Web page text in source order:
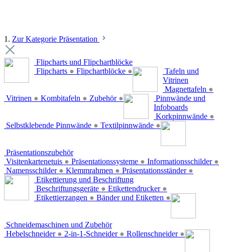
1. Zur Kategorie Präsentation
Flipcharts und Flipchartblöcke
Flipcharts ● Flipchartblöcke ●
Tafeln und
Vitrinen
Magnettafeln ●
Vitrinen ● Kombitafeln ● Zubehör ●
Pinnwände und
Infoboards
Korkpinnwände ●
Selbstklebende Pinnwände ● Textilpinnwände ●
Präsentationszubehör
Visitenkartenetuis ● Präsentationssysteme ● Informationsschilder ●
Namensschilder ● Klemmrahmen ● Präsentationsständer ●
Etikettierung und Beschriftung
Beschriftungsgeräte ● Etikettendrucker ●
Etikettierzangen ● Bänder und Etiketten ●
Schneidemaschinen und Zubehör
Hebelschneider ● 2-in-1-Schneider ● Rollenschneider ●